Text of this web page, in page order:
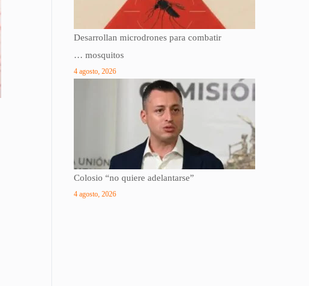
Desarrollan microdrones para combatir
… mosquitos
4 agosto, 2026
Colosio “no quiere adelantarse”
4 agosto, 2026